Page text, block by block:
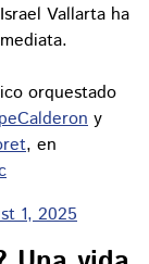
Vallarta ha
orquestado
y
, en
1, 2025